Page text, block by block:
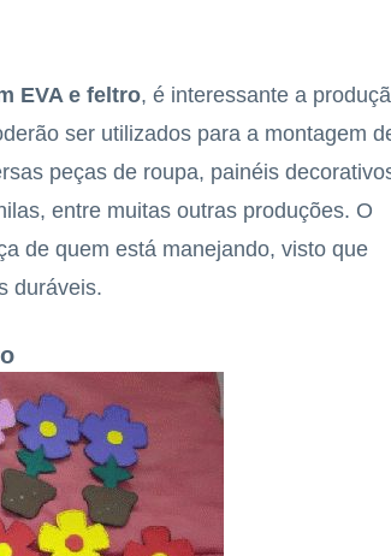
EVA e feltro, é interessante a
ser utilizados para a montagem
peças de roupa, painéis
entre muitas outras produções. O
de quem está manejando, visto que
duráveis.